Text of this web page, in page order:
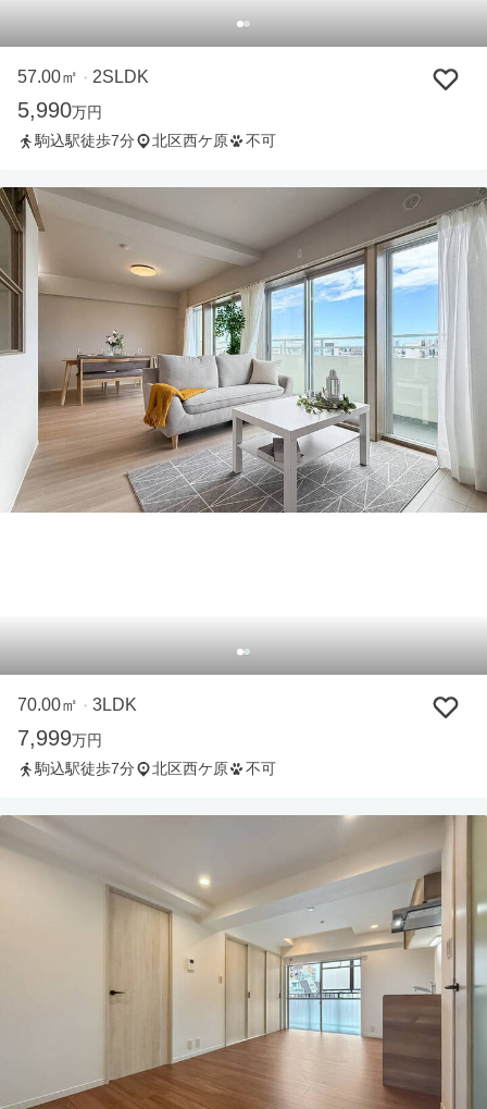
57.00㎡ ・ 2SLDK
5,990万円
駒込駅徒歩7分
北区西ケ原 不可
70.00㎡ ・ 3LDK
7,999万円
駒込駅徒歩7分
北区西ケ原 不可